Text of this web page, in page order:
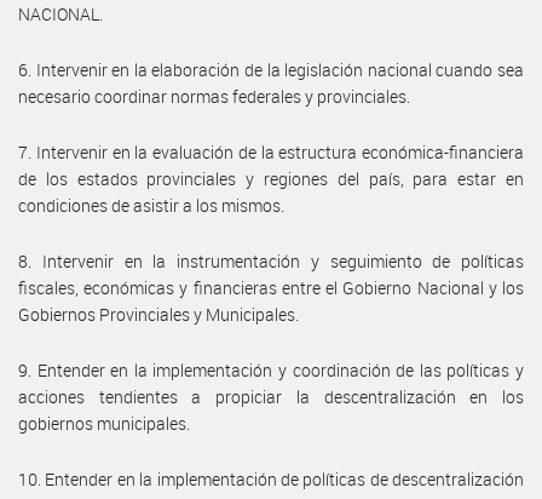
NACIONAL.
6. Intervenir en la elaboración de la legislación nacional cuando sea
necesario coordinar normas federales y provinciales.
7. Intervenir en la evaluación de la estructura económica-financiera
de los estados provinciales y regiones del país, para estar en
condiciones de asistir a los mismos.
8. Intervenir en la instrumentación y seguimiento de políticas
fiscales, económicas y financieras entre el Gobierno Nacional y los
Gobiernos Provinciales y Municipales.
9. Entender en la implementación y coordinación de las políticas y
acciones tendientes a propiciar la descentralización en los
gobiernos municipales.
10. Entender en la implementación de políticas de descentralización